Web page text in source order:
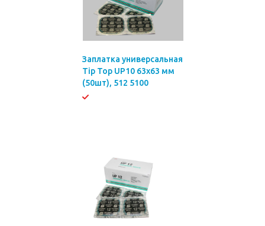
Заплатка универсальная
Tip Top UP10 63х63 мм
(50шт), 512 5100